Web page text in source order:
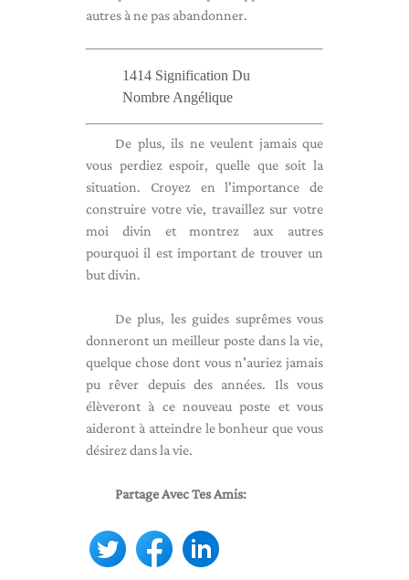
autres à ne pas abandonner.
1414 Signification Du
Nombre Angélique
De plus, ils ne veulent jamais que
vous perdiez espoir, quelle que soit la
situation. Croyez en l'importance de
construire votre vie, travaillez sur votre
moi divin et montrez aux autres
pourquoi il est important de trouver un
but divin.
De plus, les guides suprêmes vous
donneront un meilleur poste dans la vie,
quelque chose dont vous n'auriez jamais
pu rêver depuis des années. Ils vous
élèveront à ce nouveau poste et vous
aideront à atteindre le bonheur que vous
désirez dans la vie.
Partage Avec Tes Amis: